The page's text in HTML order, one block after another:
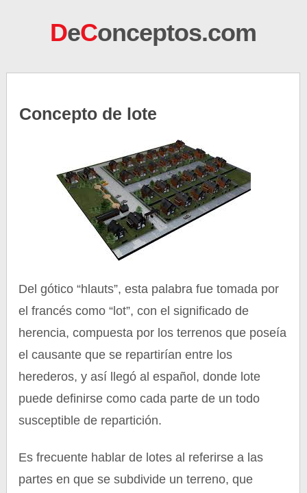
DeConceptos.com
Concepto de lote
Del gótico “hlauts”, esta palabra fue tomada por
el francés como “lot”, con el significado de
herencia, compuesta por los terrenos que poseía
el causante que se repartirían entre los
herederos, y así llegó al español, donde lote
puede definirse como cada parte de un todo
susceptible de repartición.
Es frecuente hablar de lotes al referirse a las
partes en que se subdivide un terreno, que